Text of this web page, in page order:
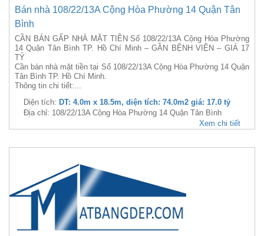
Bán nhà 108/22/13A Cộng Hòa Phường 14 Quận Tân
Bình
CẦN BÁN GẤP NHÀ MẶT TIỀN Số 108/22/13A Cộng Hòa Phường
14 Quận Tân Bình TP. Hồ Chí Minh – GẦN BỆNH VIỆN – GIÁ 17
TỶ
Cần bán nhà mặt tiền tại Số 108/22/13A Cộng Hòa Phường 14 Quận
Tân Bình TP. Hồ Chí Minh.
Thông tin chi tiết:...
Diện tích: DT: 4.0m x 18.5m, diện tích: 74.0m2 giá: 17.0 tỷ
Địa chỉ: 108/22/13A Cộng Hòa Phường 14 Quận Tân Bình
Xem chi tiết